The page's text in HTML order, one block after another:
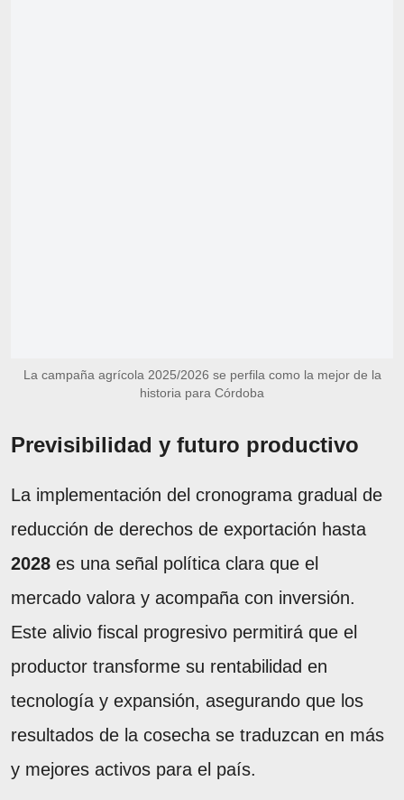
La campaña agrícola 2025/2026 se perfila como la mejor de la
historia para Córdoba
Previsibilidad y futuro productivo
La implementación del cronograma gradual de
reducción de derechos de exportación hasta
2028 es una señal política clara que el
mercado valora y acompaña con inversión.
Este alivio fiscal progresivo permitirá que el
productor transforme su rentabilidad en
tecnología y expansión, asegurando que los
resultados de la cosecha se traduzcan en más
y mejores activos para el país.